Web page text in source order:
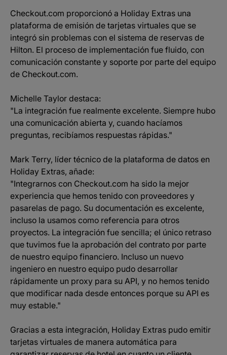
Checkout.com proporcionó a Holiday Extras una
plataforma de emisión de tarjetas virtuales que se
integró sin problemas con el sistema de reservas de
Hilton. El proceso de implementación fue fluido, con
comunicación constante y soporte por parte del equipo
de Checkout.com.
Michelle Taylor destaca:
"La integración fue realmente excelente. Siempre hubo
una comunicación abierta y, cuando hacíamos
preguntas, recibíamos respuestas rápidas."
Mark Terry, líder técnico de la plataforma de datos en
Holiday Extras, añade:
"Integrarnos con Checkout.com ha sido la mejor
experiencia que hemos tenido con proveedores y
pasarelas de pago. Su documentación es excelente,
incluso la usamos como referencia para otros
proyectos. La integración fue sencilla; el único retraso
que tuvimos fue la aprobación del contrato por parte
de nuestro equipo financiero. Incluso un nuevo
ingeniero en nuestro equipo pudo desarrollar
rápidamente un proxy para su API, y no hemos tenido
que modificar nada desde entonces porque su API es
muy estable."
Gracias a esta integración, Holiday Extras pudo emitir
tarjetas virtuales de manera automática para